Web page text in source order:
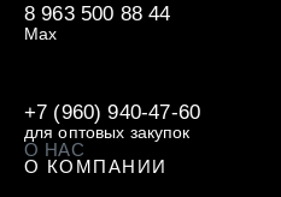
8 963 500 88 44
Max
+7 (960) 940-47-60
для оптовых закупок
О НАС
О КОМПАНИИ